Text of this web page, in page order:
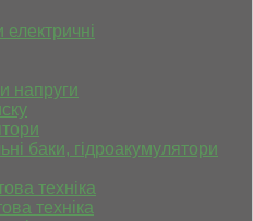
електричні
напруги
баки, гідроакумулятори
техніка
техніка